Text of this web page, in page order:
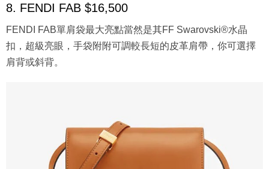
8. FENDI FAB $16,500
FENDI FAB單肩袋最大亮點當然是其FF Swarovski®水晶
扣，超級亮眼，手袋附附可調較長短的皮革肩帶，你可選擇
肩背或斜背。